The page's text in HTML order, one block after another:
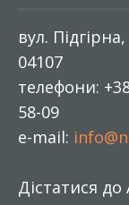
вул.
04107
телефони:
58-09
e-mail:
Дістатися до